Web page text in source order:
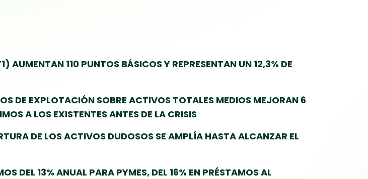
110 PUNTOS BÁSICOS Y REPRESENTAN UN 12,3% DE
DE EXPLOTACIÓN SOBRE ACTIVOS TOTALES MEDIOS MEJORAN 6
A LOS EXISTENTES ANTES DE LA CRISIS
DE LOS ACTIVOS DUDOSOS SE AMPLÍA HASTA ALCANZAR EL
DEL 13% ANUAL PARA PYMES, DEL 16% EN PRÉSTAMOS AL